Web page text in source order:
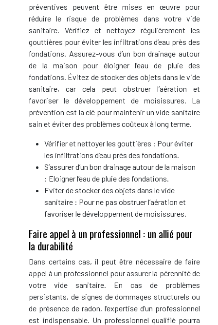
préventives peuvent être mises en œuvre pour
réduire le risque de problèmes dans votre vide
sanitaire. Vérifiez et nettoyez régulièrement les
gouttières pour éviter les infiltrations d’eau près des
fondations. Assurez-vous d’un bon drainage autour
de la maison pour éloigner l’eau de pluie des
fondations. Évitez de stocker des objets dans le vide
sanitaire, car cela peut obstruer l’aération et
favoriser le développement de moisissures. La
prévention est la clé pour maintenir un vide sanitaire
sain et éviter des problèmes coûteux à long terme.
Vérifier et nettoyer les gouttières : Pour éviter
les infiltrations d’eau près des fondations.
S’assurer d’un bon drainage autour de la maison
: Eloigner l’eau de pluie des fondations.
Eviter de stocker des objets dans le vide
sanitaire : Pour ne pas obstruer l’aération et
favoriser le développement de moisissures.
Faire appel à un professionnel : un allié pour
la durabilité
Dans certains cas, il peut être nécessaire de faire
appel à un professionnel pour assurer la pérennité de
votre vide sanitaire. En cas de problèmes
persistants, de signes de dommages structurels ou
de présence de radon, l’expertise d’un professionnel
est indispensable. Un professionnel qualifié pourra